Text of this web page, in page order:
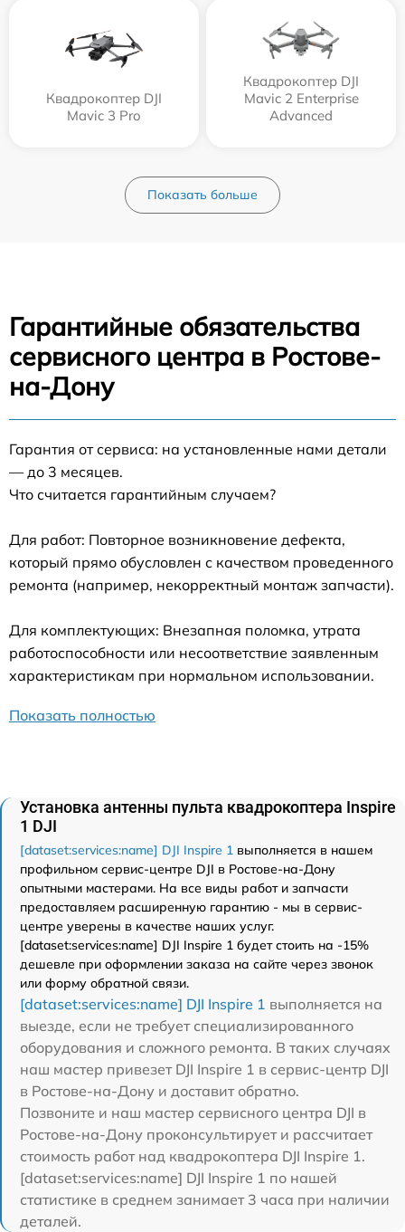
Квадрокоптер DJI
Mavic 3 Pro
Квадрокоптер DJI
Mavic 2 Enterprise
Advanced
Показать больше
Гарантийные обязательства
сервисного центра в Ростове-
на-Дону
Гарантия от сервиса: на установленные нами детали
— до 3 месяцев.
Что считается гарантийным случаем?
Для работ: Повторное возникновение дефекта,
который прямо обусловлен с качеством проведенного
ремонта (например, некорректный монтаж запчасти).
Для комплектующих: Внезапная поломка, утрата
работоспособности или несоответствие заявленным
характеристикам при нормальном использовании.
Показать полностью
Установка антенны пульта квадрокоптера Inspire
1 DJI
[dataset:services:name] DJI Inspire 1 выполняется в нашем
профильном сервис-центре DJI в Ростове-на-Дону
опытными мастерами. На все виды работ и запчасти
предоставляем расширенную гарантию - мы в сервис-
центре уверены в качестве наших услуг.
[dataset:services:name] DJI Inspire 1 будет стоить на -15%
дешевле при оформлении заказа на сайте через звонок
или форму обратной связи.
[dataset:services:name] DJI Inspire 1 выполняется на
выезде, если не требует специализированного
оборудования и сложного ремонта. В таких случаях
наш мастер привезет DJI Inspire 1 в сервис-центр DJI
в Ростове-на-Дону и доставит обратно.
Позвоните и наш мастер сервисного центра DJI в
Ростове-на-Дону проконсультирует и рассчитает
стоимость работ над квадрокоптера DJI Inspire 1.
[dataset:services:name] DJI Inspire 1 по нашей
статистике в среднем занимает 3 часа при наличии
деталей.